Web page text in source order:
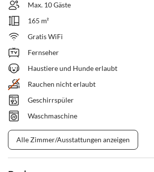
Max. 10 Gäste
165 m²
Gratis WiFi
Fernseher
Haustiere und Hunde erlaubt
Rauchen nicht erlaubt
Geschirrspüler
Waschmaschine
Alle Zimmer/Ausstattungen anzeigen